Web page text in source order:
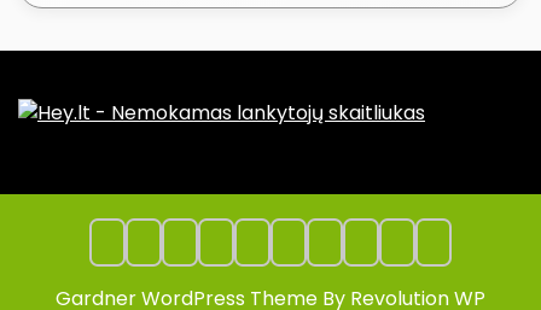
Gardner WordPress Theme By Revolution WP